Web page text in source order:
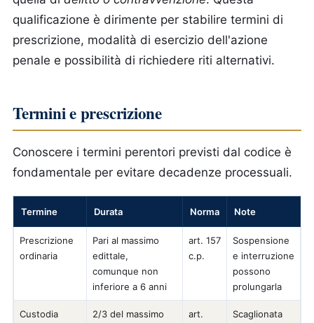
qualificazione è dirimente per stabilire termini di
prescrizione, modalità di esercizio dell'azione
penale e possibilità di richiedere riti alternativi.
Termini e prescrizione
Conoscere i termini perentori previsti dal codice è
fondamentale per evitare decadenze processuali.
Termine Durata Norma Note
Prescrizione
ordinaria
Pari al massimo
edittale,
comunque non
inferiore a 6 anni
art. 157
c.p.
Sospensione
e interruzione
possono
prolungarla
Custodia
2/3 del massimo
art.
Scaglionata